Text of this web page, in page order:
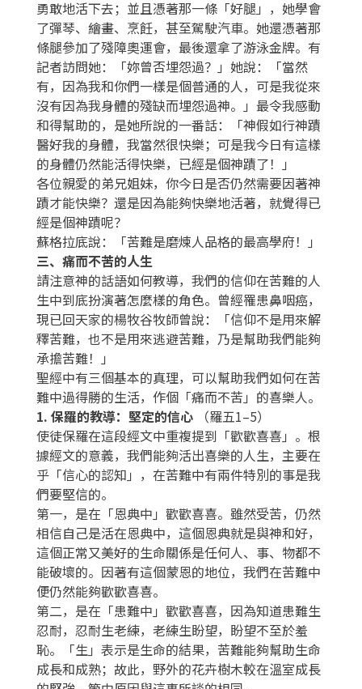
勇敢地活下去；並且憑著那一條「好腿」，她學會
了彈琴、繪畫、烹飪，甚至駕駛汽車。她還憑著那
條腿參加了殘障奧運會，最後還拿了游泳金牌。有
記者訪問她：「妳曾否埋怨過？」她說：「當然
有，因為我和你們一樣是個普通的人，可是我從來
沒有因為我身體的殘缺而埋怨過神。」最令我感動
和得幫助的，是她所說的一番話：「神假如行神蹟
醫好我的身體，我當然很快樂；可是我今日有這樣
的身體仍然能活得快樂，已經是個神蹟了！」
各位親愛的弟兄姐妹，你今日是否仍然需要因著神
蹟才能快樂？還是因為能夠快樂地活著，就覺得已
經是個神蹟呢？
蘇格拉底說：「苦難是磨煉人品格的最高學府！」
三、痛而不苦的人生
請注意神的話語如何教導，我們的信仰在苦難的人
生中到底扮演著怎麼樣的角色。曾經罹患鼻咽癌，
現已回天家的楊牧谷牧師曾說：「信仰不是用來解
釋苦難，也不是用來逃避苦難，乃是幫助我們能夠
承擔苦難！」
聖經中有三個基本的真理，可以幫助我們如何在苦
難中過得勝的生活，作個「痛而不苦」的喜樂人。
1. 保羅的教導：堅定的信心（羅五1–5）
使徒保羅在這段經文中重複提到「歡歡喜喜」。根
據經文的意義，我們能夠活出喜樂的人生，主要在
乎「信心的認知」，在苦難中有兩件特別的事是我
們要堅信的。
第一，是在「恩典中」歡歡喜喜。雖然受苦，仍然
相信自己是活在恩典中，這個恩典就是與神和好，
這個正常又美好的生命關係是任何人、事、物都不
能破壞的。因著有這個蒙恩的地位，我們在苦難中
便仍然能夠歡歡喜喜。
第二，是在「患難中」歡歡喜喜，因為知道患難生
忍耐，忍耐生老練，老練生盼望，盼望不至於羞
恥。「生」表示是生命的結果，苦難能夠幫助生命
成長和成熟；故此，野外的花卉樹木較在溫室成長